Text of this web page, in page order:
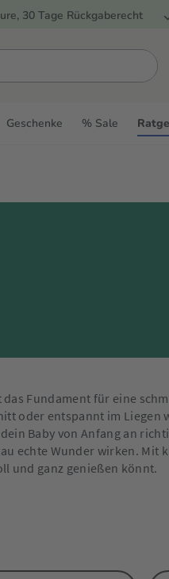
30 Tage Rückgaberecht
Geschenke % Sale
Fundament für eine
oder entspannt im Liegen
Baby von Anfang an
echte Wunder wirken.
und ganz genießen könnt.